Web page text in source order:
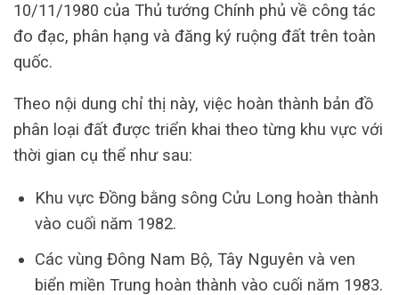
10/11/1980 của Thủ tướng Chính phủ về công tác
đo đạc, phân hạng và đăng ký ruộng đất trên toàn
quốc.
Theo nội dung chỉ thị này, việc hoàn thành bản đồ
phân loại đất được triển khai theo từng khu vực với
thời gian cụ thể như sau:
Khu vực Đồng bằng sông Cửu Long hoàn thành
vào cuối năm 1982.
Các vùng Đông Nam Bộ, Tây Nguyên và ven
biển miền Trung hoàn thành vào cuối năm 1983.